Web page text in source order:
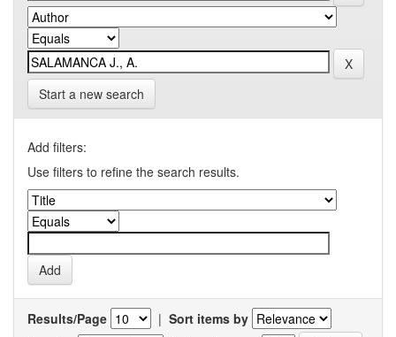
Start a new search
Add filters:
Use filters to refine the search results.
Results/Page | Sort items by